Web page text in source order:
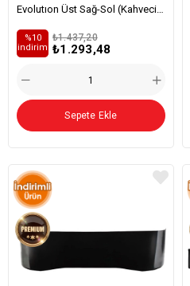
Evolutıon Üst Sağ-Sol (Kahveci
₺1.293,48
₺1.437,20
%10
i̇ndirim
Sepete Ekle